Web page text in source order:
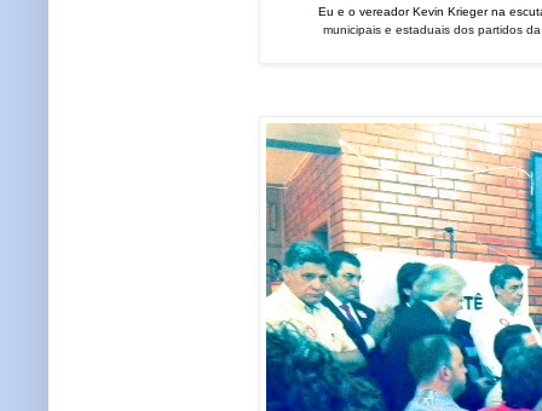
Eu e o vereador Kevin Krieger na
municipais e estaduais dos partidos